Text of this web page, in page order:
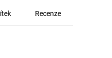
Recenze